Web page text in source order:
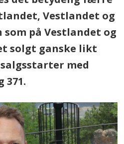
Vestlandet og
på Vestlandet og
solgt ganske likt
med
371.